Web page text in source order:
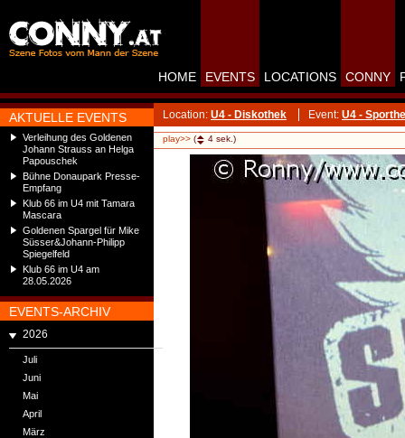
AKTUELLE EVENTS
Verleihung des Goldenen
Johann Strauss an Helga
Papouschek
Bühne Donaupark Presse-
Empfang
Klub 66 im U4 mit Tamara
Mascara
Goldenen Spargel für Mike
Süsser&Johann-Philipp
Spiegelfeld
Klub 66 im U4 am
28.05.2026
EVENTS-ARCHIV
2026
Juli
Juni
Mai
April
März
HOME EVENTS LOCATIONS CONNY
Location: U4 - Diskothek Event: U4 -
play>> ( 4 sek.)